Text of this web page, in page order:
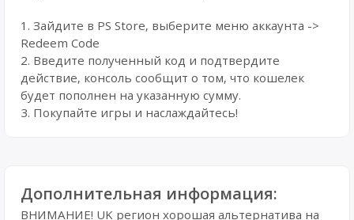
1. Зайдите в PS Store, выберите меню аккаунта ->
Redeem Code
2. Введите полученный код и подтвердите
действие, консоль сообщит о том, что кошелек
будет пополнен на указанную сумму.
3. Покупайте игры и наслаждайтесь!
Дополнительная информация:
ВНИМАНИЕ! UK регион хорошая альтернатива на